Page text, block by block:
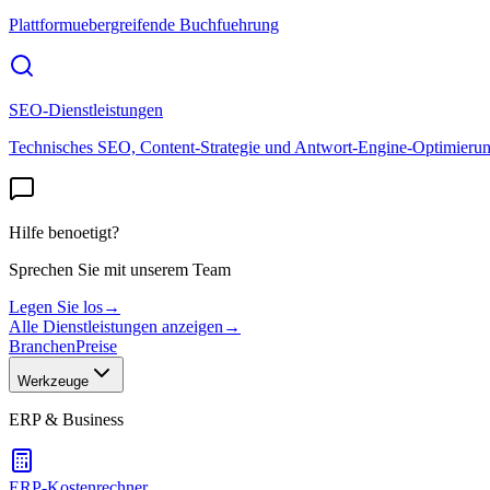
Plattformuebergreifende Buchfuehrung
SEO-Dienstleistungen
Technisches SEO, Content-Strategie und Antwort-Engine-
Hilfe benoetigt?
Sprechen Sie mit unserem Team
Legen Sie los→
Alle Dienstleistungen anzeigen →
BranchenPreise
Werkzeuge
ERP & Business